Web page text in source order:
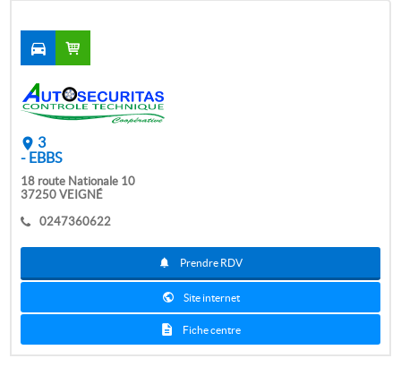
3
- EBBS
18 route Nationale 10
37250 VEIGNÉ
0247360622
Prendre RDV
Site internet
Fiche centre